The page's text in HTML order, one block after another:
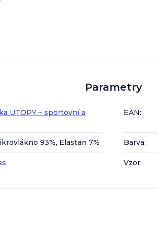
Parametry
UTOPY – sportovní a EAN:
93%, Elastan 7% Barva:
Vzor: